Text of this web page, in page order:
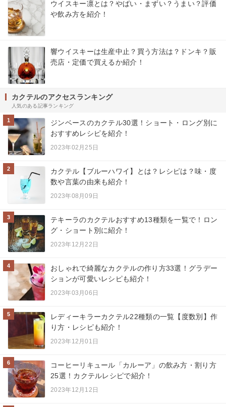
ウイスキー凛とは？やばい・まずい？うまい？評価
や飲み方を紹介！
響ウイスキーは生産中止？買う方法は？ドンキ？販
売店・定価で買えるか紹介！
カクテルのアクセスランキング
人気のある記事ランキング
1
ジンベースのカクテル30選！ショート・ロング別に
おすすめレシピを紹介！
2023年02月25日
2
カクテル【ブルーハワイ】とは？レシピは？味・度
数や言葉の由来も紹介！
2023年08月09日
3
テキーラのカクテルおすすめ13種類を一覧で！ロン
グ・ショート別に紹介！
2023年12月22日
4
おしゃれで綺麗なカクテルの作り方33選！グラデー
ションが可愛いレシピも紹介！
2023年03月06日
5
レディーキラーカクテル22種類の一覧【度数別】作
り方・レシピも紹介！
2023年12月01日
6
コーヒーリキュール「カルーア」の飲み方・割り方
25選！カクテルレシピで紹介！
2023年12月12日